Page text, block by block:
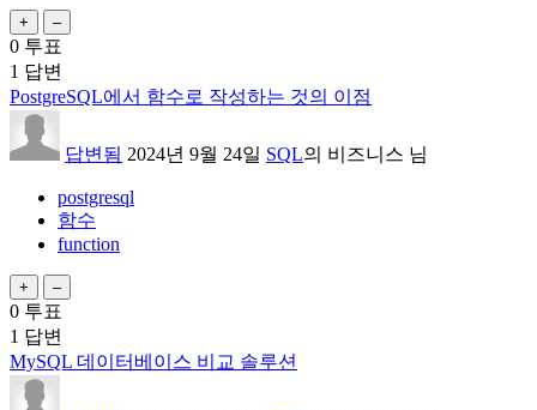
0 투표
1 답변
PostgreSQL에서 함수로 작성하는 것의 이점
답변됨 2024년 9월 24일 SQL의 비즈니스 님
postgresql
함수
function
0 투표
1 답변
MySQL 데이터베이스 비교 솔루션